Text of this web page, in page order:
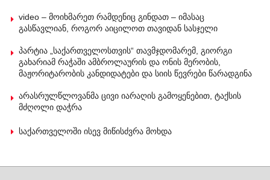
video – მოიხმარეთ რამდენიც გინდათ – იმასაც
გასწავლიან, როგორ აიცილოთ თავიდან სასჯელი
პარტია „საქართველოსთვის“ თავმჯდომარემ, გიორგი
გახარიამ რაჭაში ამბროლაურის და ონის მერობის,
მაჟორიტარობის კანდიდატები და სიის წევრები წარადგინა
არასრულწლოვანმა ცივი იარაღის გამოყენებით, ტაქსის
მძღოლი დაჭრა
საქართველოში ისევ მიწისძვრა მოხდა